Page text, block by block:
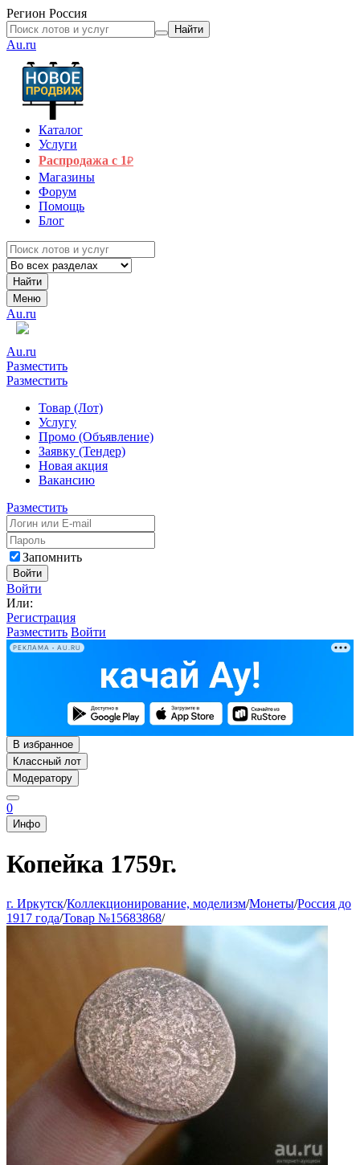
Регион Россия
Найти
Au.ru
Каталог
Услуги
Распродажа с 1₽
Магазины
Форум
Помощь
Блог
Найти
Меню
Au.ru
Au.ru
Разместить
Разместить
Товар (Лот)
Услугу
Промо (Объявление)
Заявку (Тендер)
Новая акция
Вакансию
Разместить
Запомнить
Войти
Войти
Или:
Регистрация
Разместить Войти
РЕКЛАМА • AU.RU
В избранное
Классный лот
Модератору
0
Инфо
Копейка 1759г.
г. Иркутск/Коллекционирование, моделизм/Монеты/Россия до
1917 года/Товар №15683868/